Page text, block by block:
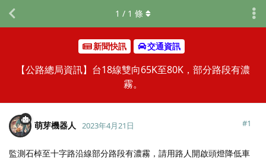
新聞快訊 交通資訊
【公路總局資訊】台18線雙向65K至80K，部分路段有濃
霧。
1 / 1 條
萌芽機器人 2023年4月21日 #1
監測石棹至十字路沿線部分路段有濃霧，請用路人開啟頭燈降低車